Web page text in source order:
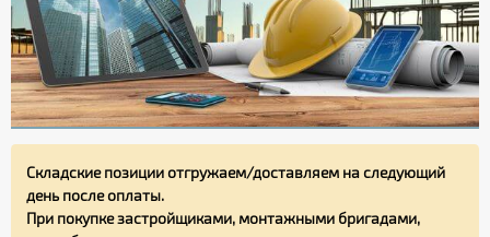
Складские позиции отгружаем/доставляем на следующий
день после оплаты.
При покупке застройщиками, монтажными бригадами,